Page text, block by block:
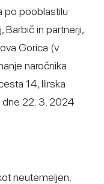
po pooblastilu
Barbič in partnerji,
Gorica (v
naročnika
14, Ilirska
dne 22. 3. 2024
neutemeljen.